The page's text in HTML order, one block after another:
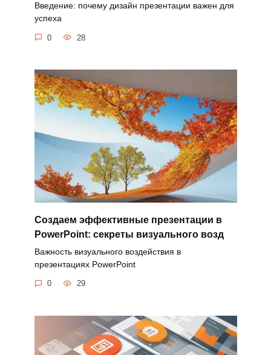
Введение: почему дизайн презентации важен для
успеха
0 28
Создаем эффективные презентации в
PowerPoint: секреты визуального возд
Важность визуального воздействия в
презентациях PowerPoint
0 29